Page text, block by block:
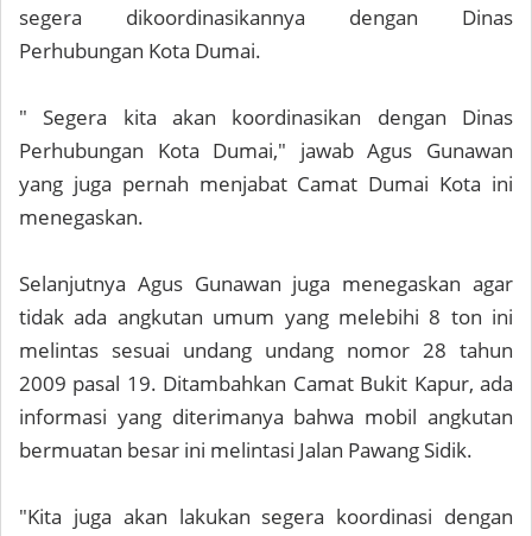
segera dikoordinasikannya dengan Dinas
Perhubungan Kota Dumai.
" Segera kita akan koordinasikan dengan Dinas
Perhubungan Kota Dumai," jawab Agus Gunawan
yang juga pernah menjabat Camat Dumai Kota ini
menegaskan.
Selanjutnya Agus Gunawan juga menegaskan agar
tidak ada angkutan umum yang melebihi 8 ton ini
melintas sesuai undang undang nomor 28 tahun
2009 pasal 19. Ditambahkan Camat Bukit Kapur, ada
informasi yang diterimanya bahwa mobil angkutan
bermuatan besar ini melintasi Jalan Pawang Sidik.
"Kita juga akan lakukan segera koordinasi dengan